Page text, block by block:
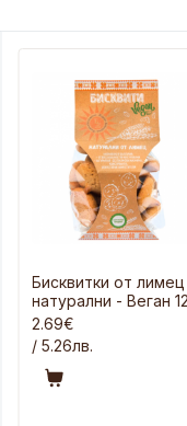
Бисквитки от лимец
натурални - Веган
гр
2.69€
/ 5.26лв.